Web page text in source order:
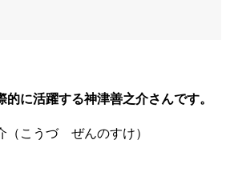
的に活躍する神津善之介さんです。
こうづ ぜんのすけ）